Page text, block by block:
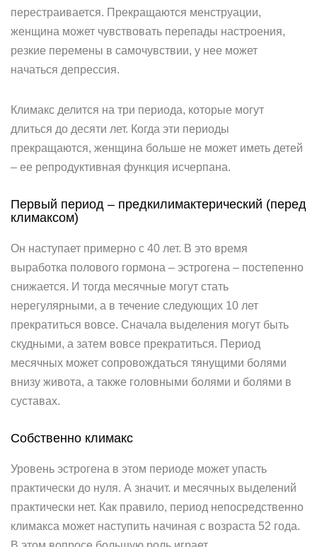
перестраивается. Прекращаются менструации,
женщина может чувствовать перепады настроения,
резкие перемены в самочувствии, у нее может
начаться депрессия.
Климакс делится на три периода, которые могут
длиться до десяти лет. Когда эти периоды
прекращаются, женщина больше не может иметь детей
– ее репродуктивная функция исчерпана.
Первый период – предкилимактерический (перед
климаксом)
Он наступает примерно с 40 лет. В это время
выработка полового гормона – эстрогена – постепенно
снижается. И тогда месячные могут стать
нерегулярными, а в течение следующих 10 лет
прекратиться вовсе. Сначала выделения могут быть
скудными, а затем вовсе прекратиться. Период
месячных может сопровождаться тянущими болями
внизу живота, а также головными болями и болями в
суставах.
Собственно климакс
Уровень эстрогена в этом периоде может упасть
практически до нуля. А значит. и месячных выделений
практически нет. Как правило, период непосредственно
климакса может наступить начиная с возраста 52 года.